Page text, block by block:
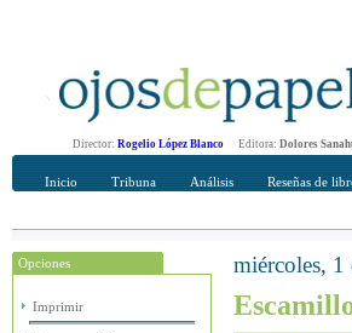
Director: Rogelio López Blanco Editora: Dolores
Inicio Tribuna Análisis Reseñas de
Opciones
Imprimir
Recomendar
miércoles,